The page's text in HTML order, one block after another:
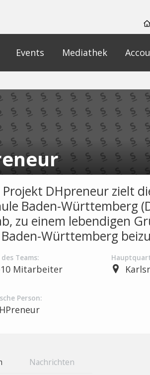
Events Mediathek
DHpreneur zielt
Baden-Württemberg
zu einem lebendigen
Württemberg
Teams:
10 Mitarbeiter
Person:
Nachrichten